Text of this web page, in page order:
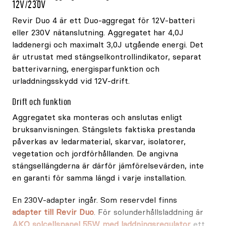
12V/230V
Revir Duo 4 är ett Duo-aggregat för 12V-batteri
eller 230V nätanslutning. Aggregatet har 4,0J
laddenergi och maximalt 3,0J utgående energi. Det
är utrustat med stängselkontrollindikator, separat
batterivarning, energisparfunktion och
urladdningsskydd vid 12V-drift.
Drift och funktion
Aggregatet ska monteras och anslutas enligt
bruksanvisningen. Stängslets faktiska prestanda
påverkas av ledarmaterial, skarvar, isolatorer,
vegetation och jordförhållanden. De angivna
stängsellängderna är därför jämförelsevärden, inte
en garanti för samma längd i varje installation.
En 230V-adapter ingår. Som reservdel finns
adapter till Revir Duo. För solunderhållsladdning är